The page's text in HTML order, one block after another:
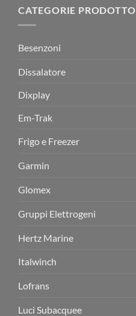
CATEGORIE PRODOTTO
Besenzoni
Dissalatore
Dixplay
Em-Trak
Frigo e Freezer
Garmin
Glomex
Gruppi Elettrogeni
Hertz Marine
Italwinch
Lofrans
Luci Subacquee